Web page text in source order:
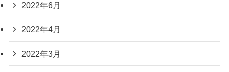
2022年6月
2022年4月
2022年3月